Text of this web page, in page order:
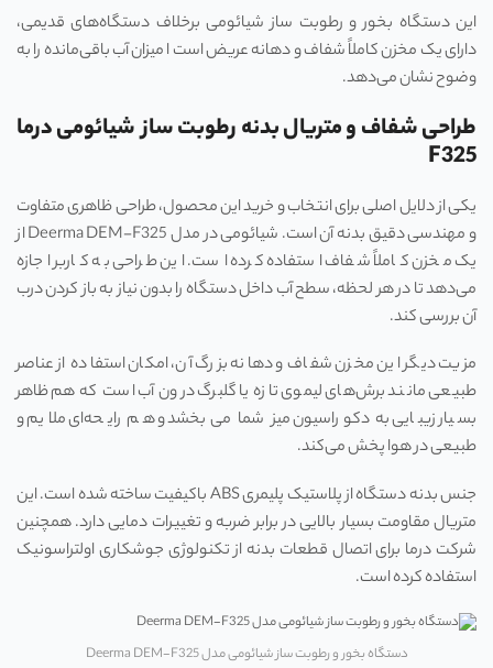
این دستگاه بخور و رطوبت ساز شیائومی برخلاف دستگاه‌های قدیمی،
دارای یک مخزن کاملاً شفاف و دهانه عریض است ا میزان آب باقی‌مانده را به
وضوح نشان می‌دهد.
طراحی شفاف و متریال بدنه رطوبت ساز شیائومی درما
F325
یکی از دلایل اصلی برای انتخاب و خرید این محصول، طراحی ظاهری متفاوت
و مهندسی دقیق بدنه آن است. شیائومی در مدل Deerma DEM-F325 از
یک مخزن کاملاً شفاف استفاده کرده است. این طراحی به کاربر اجازه
می‌دهد تا در هر لحظه، سطح آب داخل دستگاه را بدون نیاز به باز کردن درب
آن بررسی کند.
مزیت دیگر این مخزن شفاف و دهانه بزرگ آن، امکان استفاده از عناصر
طبیعی مانند برش‌های لیموی تازه یا گلبرگ درون آب است که هم ظاهر
بسیار زیبایی به دکوراسیون میز شما می‌بخشد و هم رایحه‌ای ملایم و
طبیعی در هوا پخش می‌کند.
جنس بدنه دستگاه از پلاستیک پلیمری ABS باکیفیت ساخته شده است. این
متریال مقاومت بسیار بالایی در برابر ضربه و تغییرات دمایی دارد. همچنین
شرکت درما برای اتصال قطعات بدنه از تکنولوژی جوشکاری اولتراسونیک
استفاده کرده است.
دستگاه بخور و رطوبت ساز شیائومی مدل Deerma DEM-F325